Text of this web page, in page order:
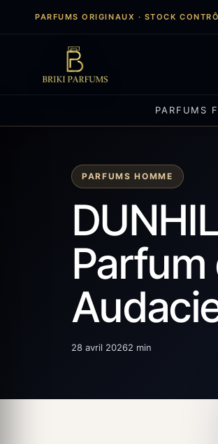
PARFUMS ORIGINAUX · STOCK
PARFUMS
PARFUMS HOMME
Parfum
28 avril 20262 min